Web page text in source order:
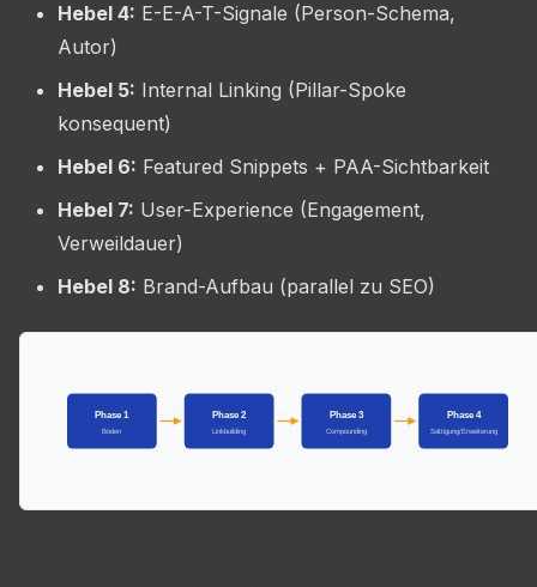
Hebel 4: E-E-A-T-Signale (Person-Schema,
Autor)
Hebel 5: Internal Linking (Pillar-Spoke
konsequent)
Hebel 6: Featured Snippets + PAA-Sichtbarkeit
Hebel 7: User-Experience (Engagement,
Verweildauer)
Hebel 8: Brand-Aufbau (parallel zu SEO)
Phase 1
Boden
Phase 2
Linkbuilding
Phase 3
Compounding
Phase 4
Sättigung/Erweiterung